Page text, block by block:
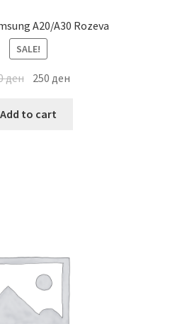
A20/A30 Rozeva
SALE!
ден 250 ден
Add to cart